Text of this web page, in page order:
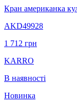
Кран американка
AKD49928
1 712 грн
KARRO
В наявності
Новинка